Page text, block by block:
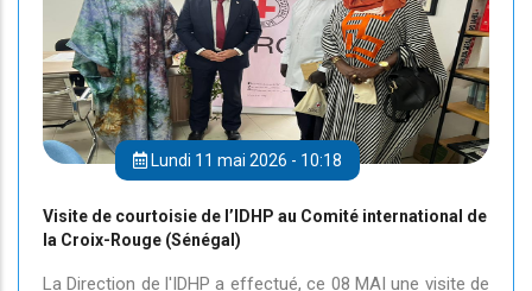
Lundi 11 mai 2026 - 10:18
Visite de courtoisie de l’IDHP au Comité international de
la Croix-Rouge (Sénégal)
La Direction de l'IDHP a effectué, ce 08 MAI une visite de